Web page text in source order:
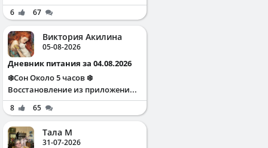
6 67
Виктория Акилина
05-08-2026
Дневник питания за 04.08.2026
❄️Сон Около 5 часов ❄️
Восстановление из приложени...
8 65
Тала М
31-07-2026